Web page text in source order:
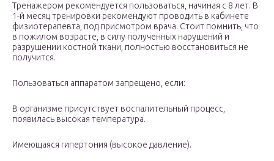
Тренажером рекомендуется пользоваться, начиная с 8 лет. В
1-й месяц тренировки рекомендуют проводить в кабинете
физиотерапевта, под присмотром врача. Стоит помнить, что
в пожилом возрасте, в силу полученных нарушений и
разрушении костной ткани, полностью восстановиться не
получится.
Пользоваться аппаратом запрещено, если:
В организме присутствует воспалительный процесс,
появилась высокая температура.
Имеющаяся гипертония (высокое давление).